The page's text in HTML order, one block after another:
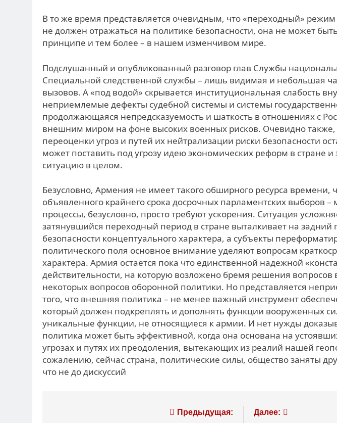
В то же время представляется очевидным, что «переходный» режим
не должен отражаться на политике безопасности, она не может
принципе и тем более – в нашем изменчивом мире.
Подслушанный и опубликованный разговор глав Службы
Специальной следственной службы – лишь видимая и небольшая
вызовов. А «под водой» скрывается институциональная слабость
неприемлемые дефекты судебной системы и системы
продолжающаяся непредсказуемость и шаткость в отношениях с
внешним миром на фоне высоких военных рисков. Очевидно также,
переоценки угроз и путей их нейтрализации риски безопасности
может поставить под угрозу идею экономических реформ в стране
ситуацию в целом.
Безусловно, Армения не имеет такого обширного ресурса времени,
объявленного крайнего срока досрочных парламентских выборов
процессы, безусловно, просто требуют ускорения. Ситуация
затянувшийся переходный период в стране выталкивает на
безопасности концептуального характера, а субъекты
политического поля основное внимание уделяют вопросам
характера. Армия остается пока что единственной надежной
действительности, на которую возложено бремя решения вопросов
некоторых вопросов оборонной политики. Но представляется
того, что внешняя политика – не менее важный инструмент
который должен подкреплять и дополнять функции вооруженных
уникальные функции, не относящиеся к армии. И нет нужды
политика может быть эффективной, когда она основана на
угрозах и путях их преодоления, вытекающих из реалий нашей
сожалению, сейчас страна, политические силы, общество заняты
что не до дискуссий
Предыдущая: Далее: